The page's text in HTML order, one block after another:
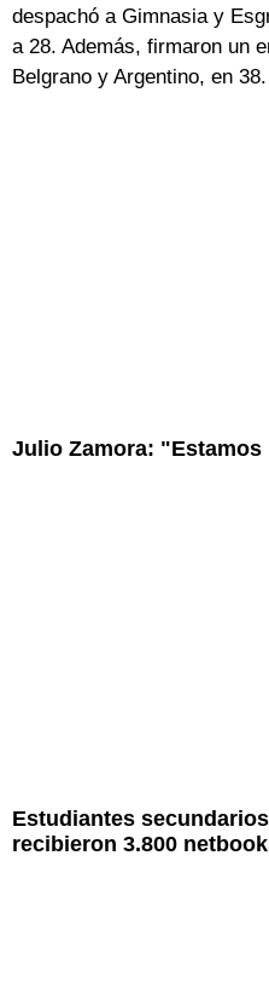
despachó a Gimnasia y
a 28. Además, firmaron un
Belgrano y Argentino, en 38.
Julio Zamora:
Estudiantes
recibieron 3.800